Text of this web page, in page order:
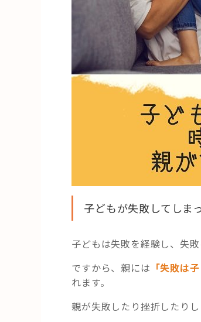
子どもが失敗してしま
子どもは失敗を経験し、失敗
ですから、親には 「失敗は
れます。
親が失敗したり挫折したり